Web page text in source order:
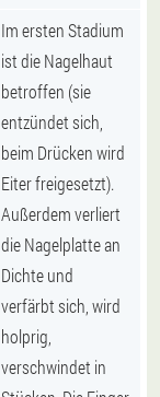
Im ersten Stadium
ist die Nagelhaut
betroffen (sie
entzündet sich,
beim Drücken wird
Eiter freigesetzt).
Außerdem verliert
die Nagelplatte an
Dichte und
verfärbt sich, wird
holprig,
verschwindet in